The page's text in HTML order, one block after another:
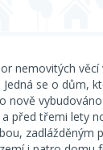
nemovitých
se o dům,
nově
před třemi lety